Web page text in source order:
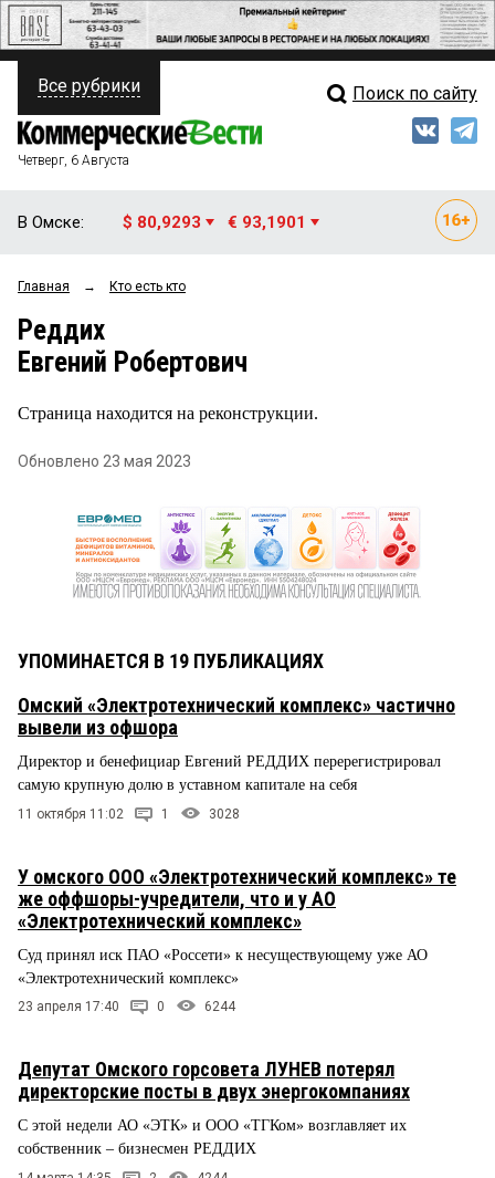
ПОЛИТИКА
ФИНАНСЫ
ОБЩЕСТВО
ЗАКОН
Свежий выпуск
Все рубрики Поиск по сайту
Четверг, 6 Августа
В Омске: $ 80,9293 € 93,1901
Главная → Кто есть кто
Реддих
Евгений Робертович
Страница находится на реконструкции.
Обновлено 23 мая 2023
УПОМИНАЕТСЯ В 19 ПУБЛИКАЦИЯХ
Омский «Электротехнический комплекс» частично
вывели из офшора
Директор и бенефициар Евгений РЕДДИХ перерегистрировал
самую крупную долю в уставном капитале на себя
11 октября 11:02 1 3028
У омского ООО «Электротехнический комплекс» те
же оффшоры-учредители, что и у АО
«Электротехнический комплекс»
Суд принял иск ПАО «Россети» к несуществующему уже АО
«Электротехнический комплекс»
23 апреля 17:40 0 6244
Депутат Омского горсовета ЛУНЕВ потерял
директорские посты в двух энергокомпаниях
С этой недели АО «ЭТК» и ООО «ТГКом» возглавляет их
собственник – бизнесмен РЕДДИХ